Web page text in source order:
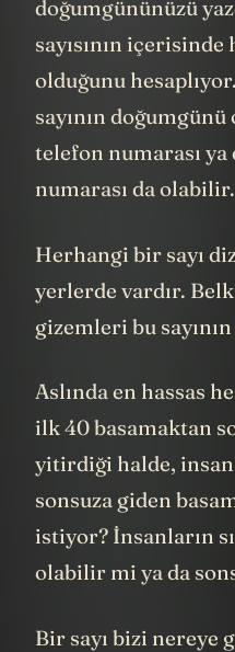
doğumgününüzü
sayısının
olduğunu
sayının
telefon numarası ya
numarası da olabilir.
Herhangi bir sayı
yerlerde vardır.
gizemleri bu
Aslında en hassas
ilk 40 basamaktan
yitirdiği halde,
sonsuza giden
istiyor? İnsanların
olabilir mi ya da
Bir sayı bizi nereye